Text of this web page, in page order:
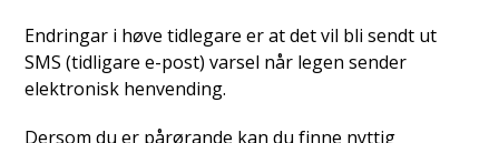
Endringar i høve tidlegare er at det vil bli sendt ut
SMS (tidligare e-post) varsel når legen sender
elektronisk henvending.
Dersom du er pårørande kan du finne nyttig